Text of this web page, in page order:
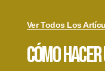
Ver Todos Los
Cómo